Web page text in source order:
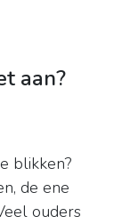
aan?
blikken?
de ene
ouders